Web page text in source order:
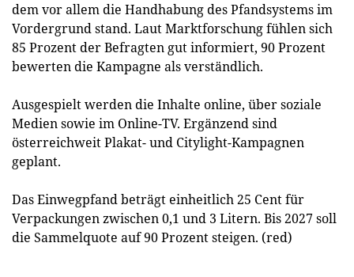
dem vor allem die Handhabung des Pfandsystems im
Vordergrund stand. Laut Marktforschung fühlen sich
85 Prozent der Befragten gut informiert, 90 Prozent
bewerten die Kampagne als verständlich.
Ausgespielt werden die Inhalte online, über soziale
Medien sowie im Online-TV. Ergänzend sind
österreichweit Plakat- und Citylight-Kampagnen
geplant.
Das Einwegpfand beträgt einheitlich 25 Cent für
Verpackungen zwischen 0,1 und 3 Litern. Bis 2027 soll
die Sammelquote auf 90 Prozent steigen. (red)